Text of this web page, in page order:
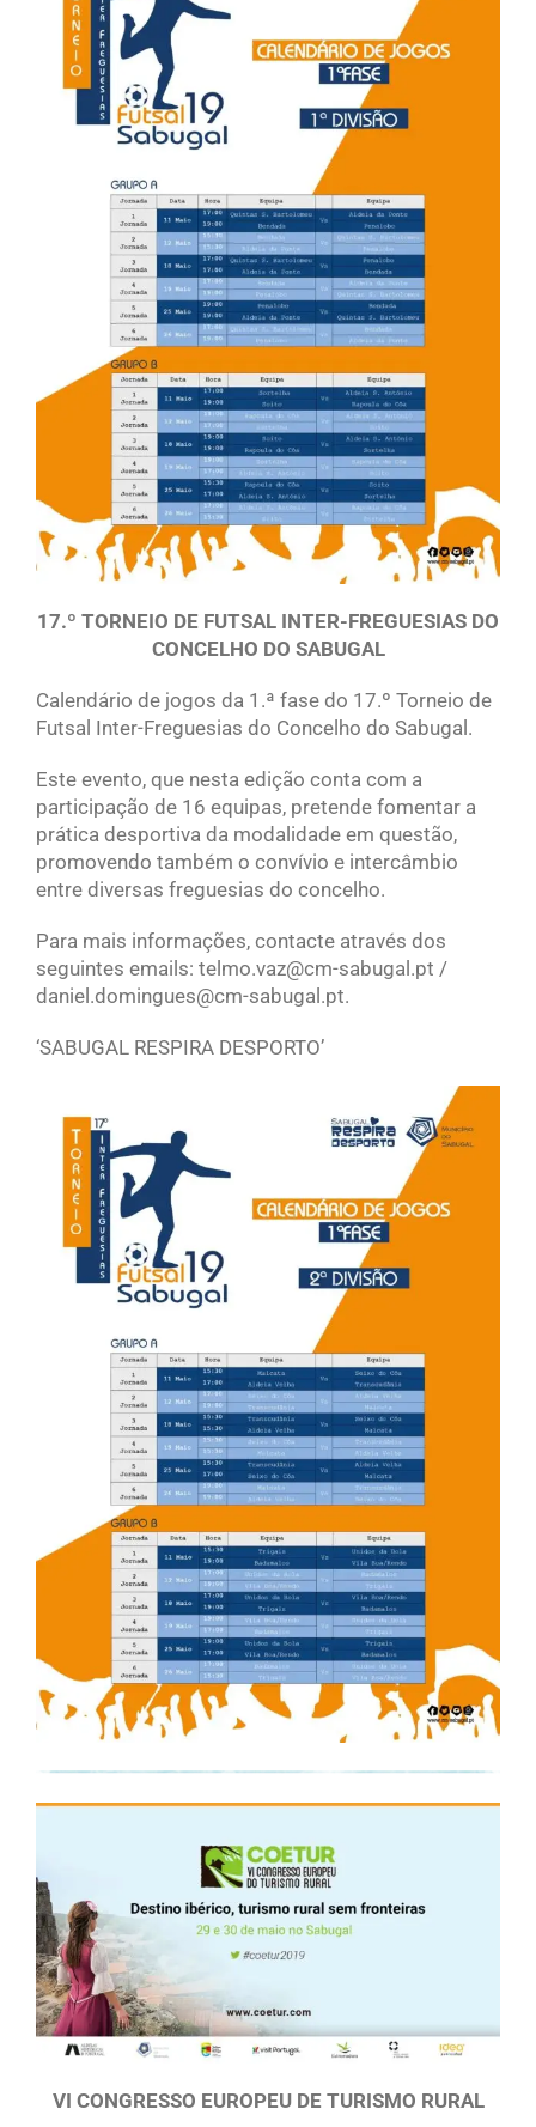
17.º TORNEIO DE FUTSAL INTER-FREGUESIAS DO
CONCELHO DO SABUGAL
Calendário de jogos da 1.ª fase do 17.º Torneio de
Futsal Inter-Freguesias do Concelho do Sabugal.
Este evento, que nesta edição conta com a
participação de 16 equipas, pretende fomentar a
prática desportiva da modalidade em questão,
promovendo também o convívio e intercâmbio
entre diversas freguesias do concelho.
Para mais informações, contacte através dos
seguintes emails: telmo.vaz@cm-sabugal.pt /
daniel.domingues@cm-sabugal.pt.
‘SABUGAL RESPIRA DESPORTO’
VI CONGRESSO EUROPEU DE TURISMO RURAL